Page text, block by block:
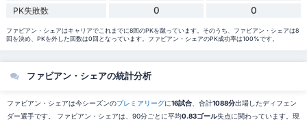
PK失敗数 0 0
ファビアン・シェアはキャリアでこれまでに8回のPKを蹴っています。そのうち、ファビアン・シェアは8
回を決め、PKを外した回数は0回となっています。ファビアン・シェアのPK成功率は100%です。
ファビアン・シェアの統計分析
ファビアン・シェアは今シーズンのプレミアリーグに16試合、合計1088分出場したディフェン
ダー選手です。 ファビアン・シェアは、90分ごとに平均0.83ゴール失点に関わっています。現